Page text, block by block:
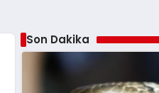
Son Dakika